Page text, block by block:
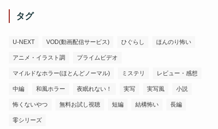
タグ
U-NEXT VOD(動画配信サービス) ひぐらし ほんのり怖い
アニメ・イラスト調 プライムビデオ
マイルドなホラー(ほとんどノーマル) ミステリ レビュー・感想
中編 和風ホラー 夜眠れない！ 実写 実写風 小説
怖くないやつ 無料お試し視聴 短編 結構怖い 長編
零シリーズ